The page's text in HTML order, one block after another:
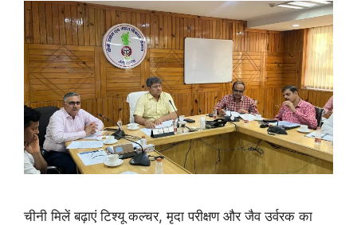
चीनी मिलें बढ़ाएं टिश्यू कल्चर, मृदा परीक्षण और जैव उर्वरक का